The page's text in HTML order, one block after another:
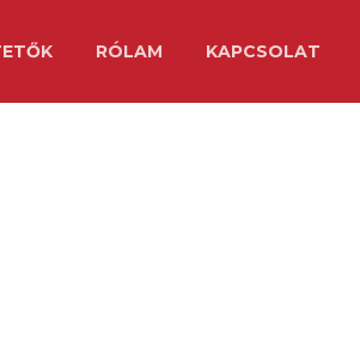
RÓLAM KAPCSOLAT